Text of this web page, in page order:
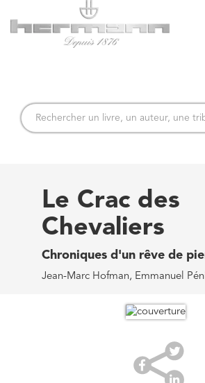
Le Crac des
Chevaliers
Chroniques d'un rêve de
Jean-Marc Hofman, Emmanuel